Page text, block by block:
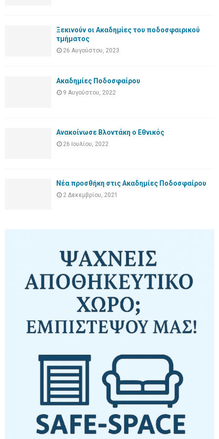
Ξεκινούν οι Ακαδημίες του ποδοσφαιρικού
τμήματος
26 Αυγούστου, 2023
Ακαδημίες Ποδοσφαίρου
9 Αυγούστου, 2022
Ανακοίνωσε Βλοντάκη ο Εθνικός
26 Ιουλίου, 2022
Νέα προσθήκη στις Ακαδημίες Ποδοσφαίρου
2 Δεκεμβρίου, 2021